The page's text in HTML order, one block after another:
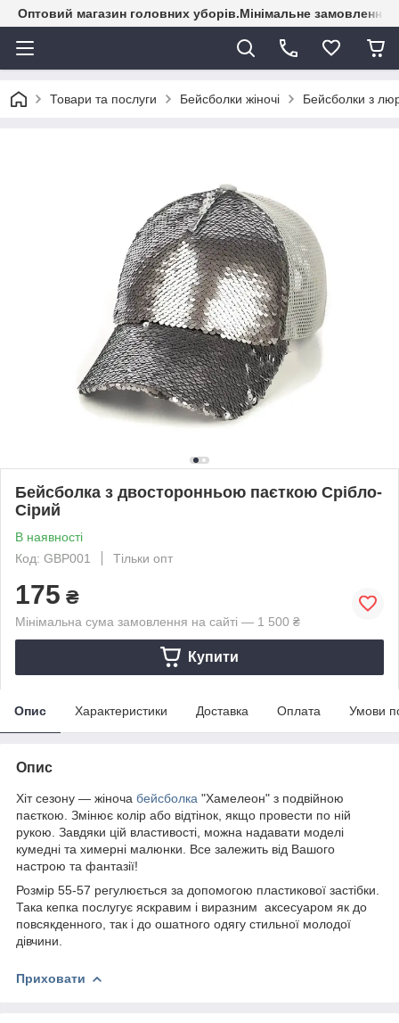
Оптовий магазин головних уборів.Мінімальне замовлення
Товари та послуги Бейсболки жіночі Бейсболки з
Бейсболка з двосторонньою паєткою Срібло-
Сірий
В наявності
Код: GBP001
Тільки опт
175 ₴
Мінімальна сума замовлення на сайті — 1 500 ₴
Купити
Опис Характеристики Доставка Оплата Умови
Опис
Хіт сезону — жіноча бейсболка "Хамелеон" з подвійною
паєткою. Змінює колір або відтінок, якщо провести по ній
рукою. Завдяки цій властивості, можна надавати моделі
кумедні та химерні малюнки. Все залежить від Вашого
настрою та фантазії!
Розмір 55-57 регулюється за допомогою пластикової застібки.
Така кепка послугує яскравим і виразним аксесуаром як до
повсякденного, так і до ошатного одягу стильної молодої
дівчини.
Приховати